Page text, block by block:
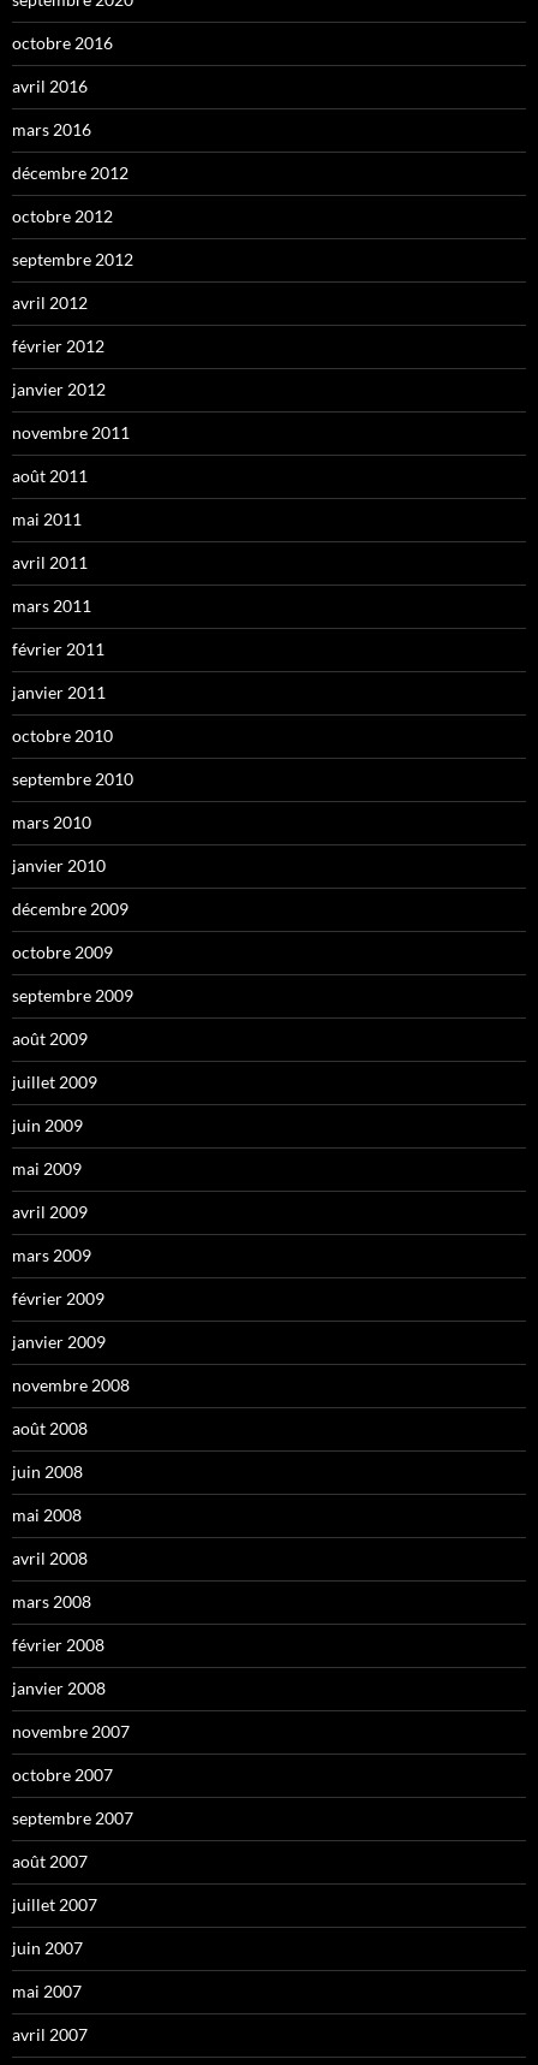
octobre 2016
avril 2016
mars 2016
décembre 2012
octobre 2012
septembre 2012
avril 2012
février 2012
janvier 2012
novembre 2011
août 2011
mai 2011
avril 2011
mars 2011
février 2011
janvier 2011
octobre 2010
septembre 2010
mars 2010
janvier 2010
décembre 2009
octobre 2009
septembre 2009
août 2009
juillet 2009
juin 2009
mai 2009
avril 2009
mars 2009
février 2009
janvier 2009
novembre 2008
août 2008
juin 2008
mai 2008
avril 2008
mars 2008
février 2008
janvier 2008
novembre 2007
octobre 2007
septembre 2007
août 2007
juillet 2007
juin 2007
mai 2007
avril 2007